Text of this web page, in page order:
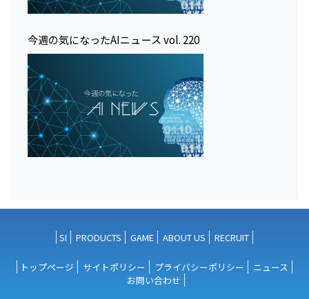
今週の気になったAIニュース vol. 220
SI PRODUCTS GAME ABOUT US RECRUIT
トップページ サイトポリシー プライバシーポリシー
ニュース
お問い合わせ